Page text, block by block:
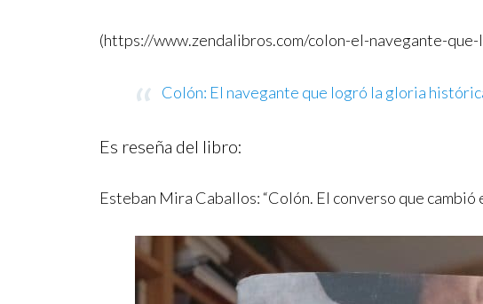
(https://www.zendalibros.com/colon-el-navegante-
Colón: El navegante que logró la gloria
Es reseña del libro:
Esteban Mira Caballos: “Colón. El converso que cambió